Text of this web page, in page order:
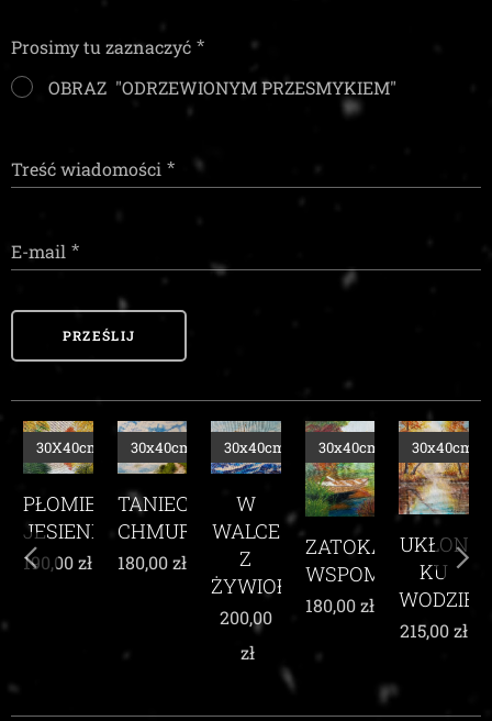
Prosimy tu zaznaczyć
OBRAZ "ODRZEWIONYM PRZESMYKIEM"
Treść wiadomości
E-mail
PRZEŚLIJ
PŁOMIEŃ
JESIENI
30X40cm
190,00zł
TANIEC
CHMUR
30x40cm
180,00zł
W
WALCE
Z
ŻYWIOŁEM
30x40cm
200,00
zł
ZATOKA
WSPOMNIEŃ
30x40cm
180,00zł
UKŁON
KU
WODZIE
30x40cm
215,00zł